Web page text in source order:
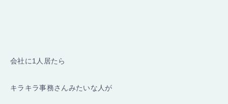
会社に1人居たら
キラキラ事務さんみたいな人が